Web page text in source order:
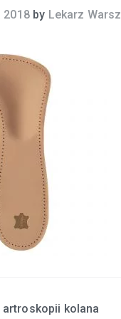
2018by Lekarz
kolana